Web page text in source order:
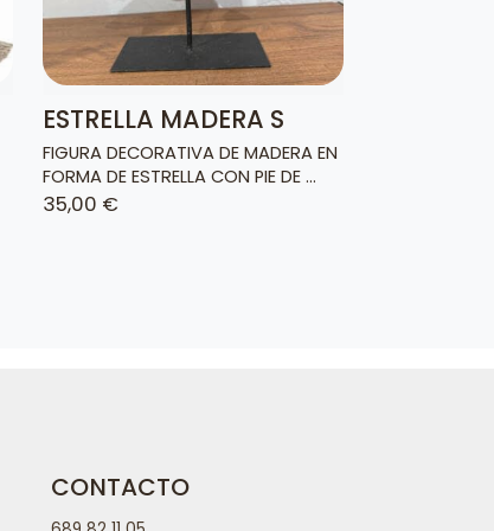
ESTRELLA MADERA S
FIGURA DECORATIVA DE MADERA EN
FORMA DE ESTRELLA CON PIE DE ...
35,00 €
CONTACTO